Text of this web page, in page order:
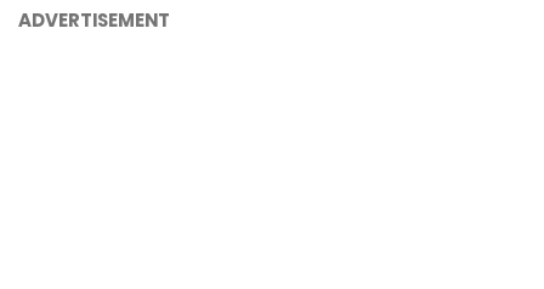
ADVERTISEMENT